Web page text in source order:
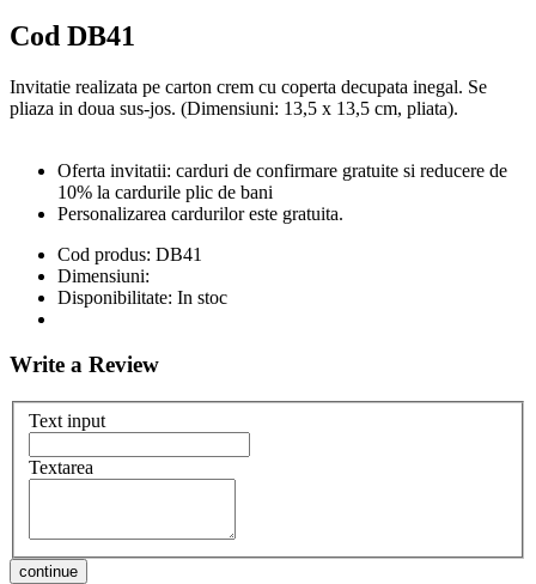
Cod DB41
Invitatie realizata pe carton crem cu coperta decupata inegal. Se
pliaza in doua sus-jos. (Dimensiuni: 13,5 x 13,5 cm, pliata).
Oferta invitatii: carduri de confirmare gratuite si reducere de
10% la cardurile plic de bani
Personalizarea cardurilor este gratuita.
Cod produs: DB41
Dimensiuni:
Disponibilitate: In stoc
Write a Review
Text input
Textarea